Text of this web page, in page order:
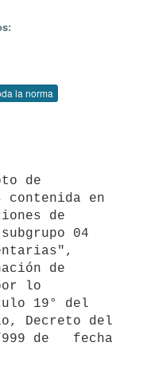
la norma
contenida en
de
04
de
lo
19° del
Decreto del
de   fecha